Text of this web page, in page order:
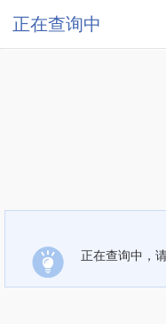
正在查询中
正在查询中，